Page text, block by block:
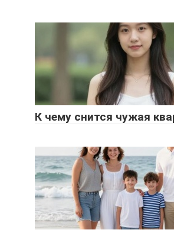
К чему снится чужая